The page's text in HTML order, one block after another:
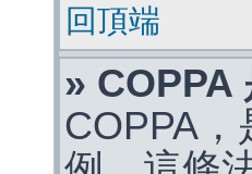
回頂端
» COPPA
COPPA